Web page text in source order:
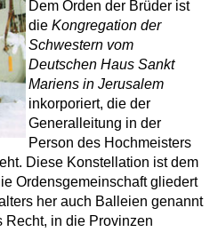
Dem Orden der Brüder ist
die Kongregation der
Schwestern vom
Deutschen Haus Sankt
Mariens in Jerusalem
inkorporiert, die der
Generalleitung in der
Person des Hochmeisters
Diese Konstellation ist dem
Ordensgemeinschaft gliedert
her auch Balleien genannt
Recht, in die Provinzen